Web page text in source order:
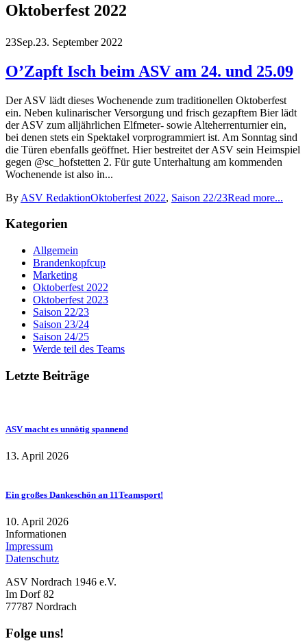
Oktoberfest 2022
23Sep.23. September 2022
O’Zapft Isch beim ASV am 24. und 25.09
Der ASV lädt dieses Wochenende zum traditionellen Oktoberfest
ein. Neben kulinarischer Versorgung und frisch gezapftem Bier lädt
der ASV zum alljährlichen Elfmeter- sowie Alteherrenturnier ein,
bei denen stets ein Spektakel vorprogrammiert ist. Am Sonntag sind
die Türen ebenfalls geöffnet. Hier bestreitet der ASV sein Heimspiel
gegen @sc_hofstetten 2. Für gute Unterhaltung am kommenden
Wochenende ist also in...
By ASV RedaktionOktoberfest 2022, Saison 22/23Read more...
Kategorien
Allgemein
Brandenkopfcup
Marketing
Oktoberfest 2022
Oktoberfest 2023
Saison 22/23
Saison 23/24
Saison 24/25
Werde teil des Teams
Letzte Beiträge
ASV macht es unnötig spannend
13. April 2026
Ein großes Dankeschön an 11Teamsport!
10. April 2026
Informationen
Impressum
Datenschutz
ASV Nordrach 1946 e.V.
Im Dorf 82
77787 Nordrach
Folge uns!